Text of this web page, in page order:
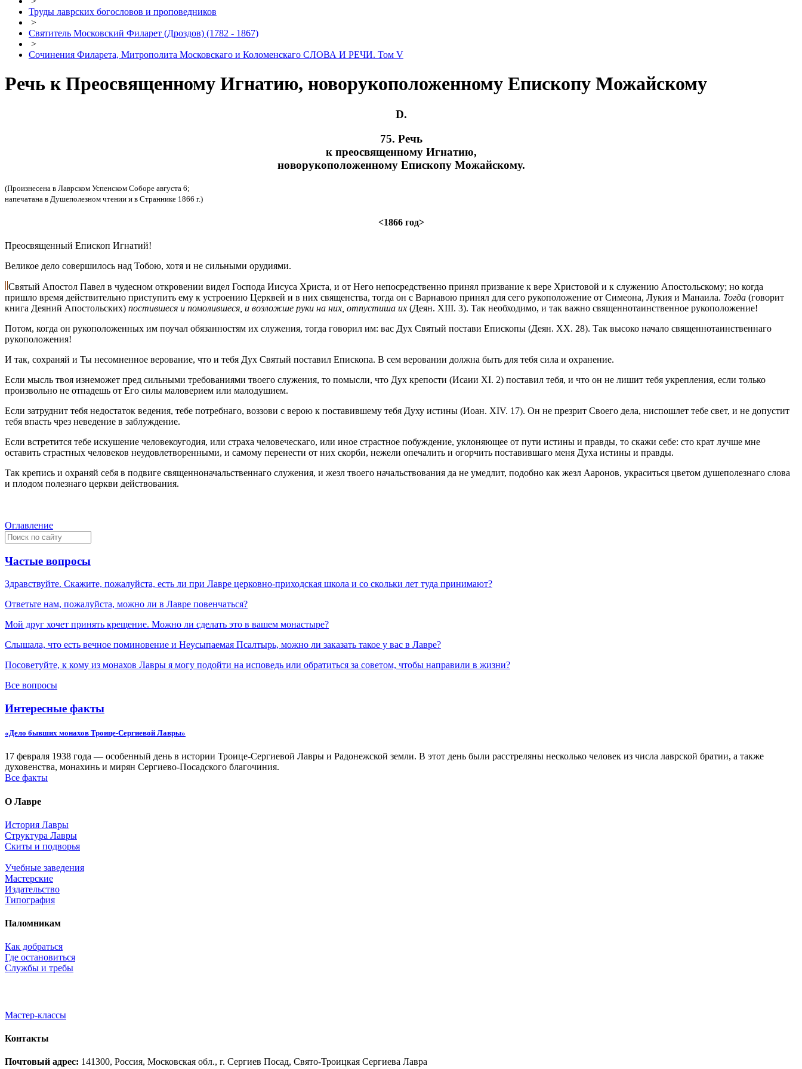
Труды лаврских богословов и проповедников
>
Святитель Московский Филарет (Дроздов) (1782 - 1867)
>
Сочинения Филарета, Митрополита Московскаго и Коломенскаго СЛОВА И РЕЧИ. Том V
Речь к Преосвященному Игнатию, новорукоположенному Епископу Можайскому
D.
75. Речь
к преосвященному Игнатию,
новорукоположенному Епископу Можайскому.
(Произнесена в Лаврском Успенском Соборе августа 6;
напечатана в Душеполезном чтении и в Страннике 1866 г.)
<1866 год>
Преосвященный Епископ Игнатий!
Великое дело совершилось над Тобою, хотя и не сильными орудиями.
Святый Апостол Павел в чудесном откровении видел Господа Иисуса Христа, и от Него непосредственно принял призвание к вере Христовой и к служению Апостольскому; но когда
пришло время действительно приступить ему к устроению Церквей и в них священства, тогда он с Варнавою принял для сего рукоположение от Симеона, Лукия и Манаила. Тогда (говорит
книга Деяний Апостольских) постившеся и помолившеся, и возложше руки на них, отпустиша их (Деян. XIII. 3). Так необходимо, и так важно священнотаинственное рукоположение!
Потом, когда он рукоположенных им поучал обязанностям их служения, тогда говорил им: вас Дух Святый постави Епископы (Деян. XX. 28). Так высоко начало священнотаинственнаго
рукоположения!
И так, сохраняй и Ты несомненное верование, что и тебя Дух Святый поставил Епископа. В сем веровании должна быть для тебя сила и охранение.
Если мысль твоя изнеможет пред сильными требованиями твоего служения, то помысли, что Дух крепости (Исаии XI. 2) поставил тебя, и что он не лишит тебя укрепления, если только
произвольно не отпадешь от Его силы маловерием или малодушием.
Если затруднит тебя недостаток ведения, тебе потребнаго, воззови с верою к поставившему тебя Духу истины (Иоан. XIV. 17). Он не презрит Своего дела, ниспошлет тебе свет, и не допустит
тебя впасть чрез неведение в заблуждение.
Если встретится тебе искушение человекоугодия, или страха человеческаго, или иное страстное побуждение, уклоняющее от пути истины и правды, то скажи себе: сто крат лучше мне
оставить страстных человеков неудовлетворенными, и самому перенести от них скорби, нежели опечалить и огорчить поставившаго меня Духа истины и правды.
Так крепись и охраняй себя в подвиге священноначальственнаго служения, и жезл твоего начальствования да не умедлит, подобно как жезл Ааронов, украситься цветом душеполезнаго слова
и плодом полезнаго церкви действования.
Оглавление
Частые вопросы
Здравствуйте. Скажите, пожалуйста, есть ли при Лавре церковно-приходская школа и со скольки лет туда принимают?
Ответьте нам, пожалуйста, можно ли в Лавре повенчаться?
Мой друг хочет принять крещение. Можно ли сделать это в вашем монастыре?
Слышала, что есть вечное поминовение и Неусыпаемая Псалтырь, можно ли заказать такое у вас в Лавре?
Посоветуйте, к кому из монахов Лавры я могу подойти на исповедь или обратиться за советом, чтобы направили в жизни?
Все вопросы
Интересные факты
«Дело бывших монахов Троице-Сергиевой Лавры»
17 февраля 1938 года — особенный день в истории Троице-Сергиевой Лавры и Радонежской земли. В этот день были расстреляны несколько человек из числа лаврской братии, а также
духовенства, монахинь и мирян Сергиево-Посадского благочиния.
Все факты
О Лавре
История Лавры
Структура Лавры
Скиты и подворья
Учебные заведения
Мастерские
Издательство
Типография
Паломникам
Как добраться
Где остановиться
Службы и требы
Мастер-классы
Контакты
Почтовый адрес: 141300, Россия, Московская обл., г. Сергиев Посад, Свято-Троицкая Сергиева Лавра